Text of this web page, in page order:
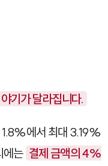
기가 달라집니다.
에서 최대 3.19%
에는 결제 금액의 4%